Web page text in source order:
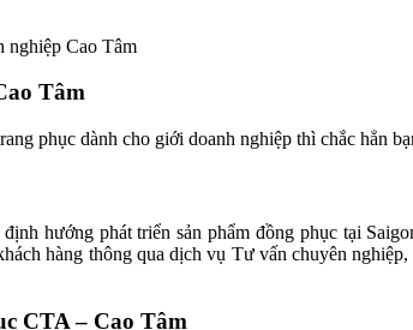
nghiệp Cao Tâm
Tâm
phục dành cho giới doanh nghiệp thì chắc hẳn
định hướng phát triển sản phẩm đồng phục tại
hàng thông qua dịch vụ Tư vấn chuyên
CTA – Cao Tâm